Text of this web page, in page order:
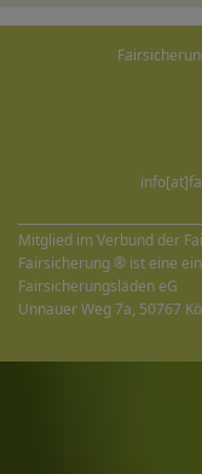
Mitglied im Verbund der
Fairsicherung ® ist eine
Fairsicherungsläden eG
Unnauer Weg 7a, 50767